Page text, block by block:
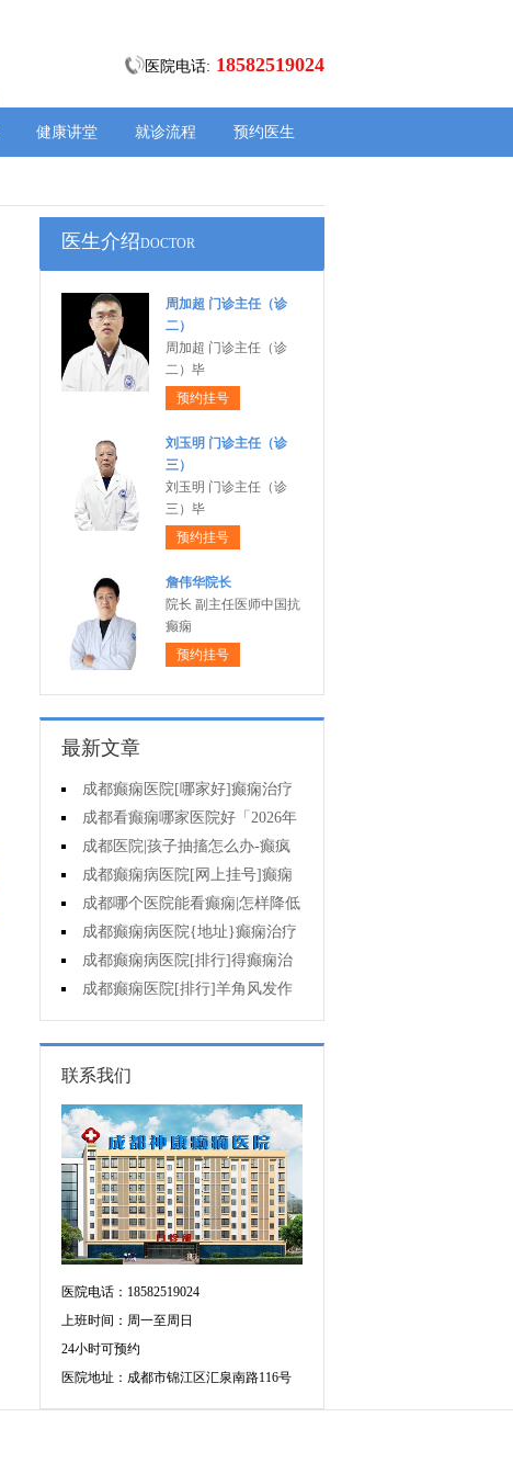
医院电话: 18582519024
健康讲堂 就诊流程 预约医生
医生介绍DOCTOR
周加超 门诊主任（诊
二）
周加超 门诊主任（诊
二）毕
预约挂号
刘玉明 门诊主任（诊
三）
刘玉明 门诊主任（诊
三）毕
预约挂号
詹伟华院长
院长 副主任医师中国抗
癫痫
预约挂号
最新文章
成都癫痫医院[哪家好]癫痫治疗
起来很困难吗?
成都看癫痫哪家医院好「2026年
度公布」为什么有癫痫的病人容易
猝死?
成都医院|孩子抽搐怎么办-癫疯
病病人反复发作的原因是什么?
成都癫痫病医院[网上挂号]癫痫
的治疗要注意什么?
成都哪个医院能看癫痫|怎样降低
癫痫遗传风险?
成都癫痫病医院{地址}癫痫治疗
中为什么还是犯病?
成都癫痫病医院[排行]得癫痫治
不好是为什么?
成都癫痫医院[排行]羊角风发作
有哪些危害?
联系我们
医院电话：18582519024
上班时间：周一至周日
24小时可预约
医院地址：成都市锦江区汇泉南路116号